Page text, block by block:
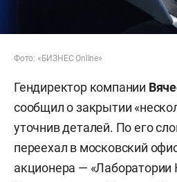
Фото: «БИЗНЕС Online»
Гендиректор компании
сообщил о закрытии
уточнив деталей. По его
переехал в московский
акционера — «Лаборатории